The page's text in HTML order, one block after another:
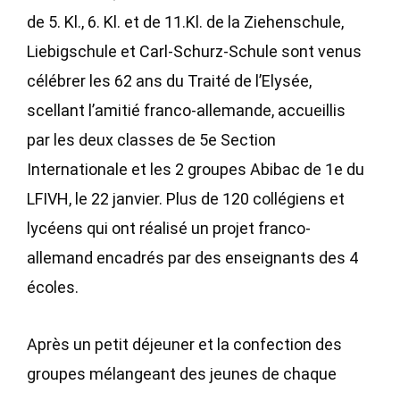
de 5. Kl., 6. Kl. et de 11.Kl. de la Ziehenschule,
Liebigschule et Carl-Schurz-Schule sont venus
célébrer les 62 ans du Traité de l’Elysée,
scellant l’amitié franco-allemande, accueillis
par les deux classes de 5e Section
Internationale et les 2 groupes Abibac de 1e du
LFIVH, le 22 janvier. Plus de 120 collégiens et
lycéens qui ont réalisé un projet franco-
allemand encadrés par des enseignants des 4
écoles.
Après un petit déjeuner et la confection des
groupes mélangeant des jeunes de chaque